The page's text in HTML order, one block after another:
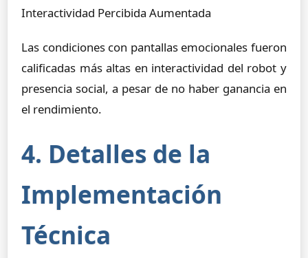
Interactividad Percibida Aumentada
Las condiciones con pantallas emocionales fueron
calificadas más altas en interactividad del robot y
presencia social, a pesar de no haber ganancia en
el rendimiento.
4. Detalles de la
Implementación
Técnica